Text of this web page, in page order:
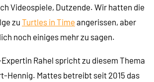
Horror-Elemente in der Nickelodeon-Serie
Die Handlungsorte: Gegenwart und Zeitreisen
Videospiele, Dutzende. Wir hatten die
zu Turtles in Time angerissen, aber
noch einiges mehr zu sagen.
Rahel spricht zu diesem Thema
Hennig. Mattes betreibt seit 2015 das